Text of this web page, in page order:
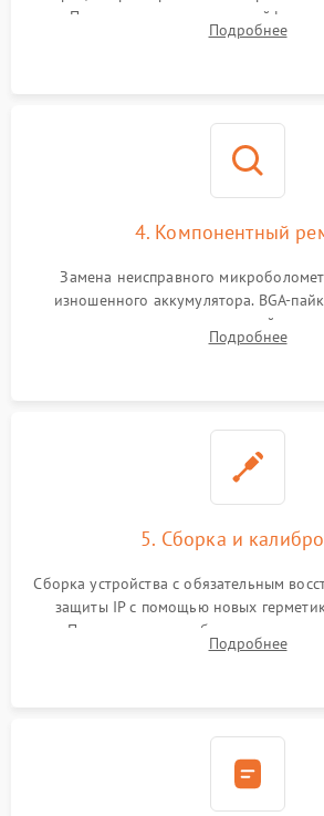
Проверка целостности шлейфов,
интерфейсов связи. Выявление
Подробнее
4. Компонентный
Замена неисправного
изношенного аккумулятора. BGA-
контроллеров на материнской плате.
разъемов и кнопок, замена
Подробнее
5. Сборка и
Сборка устройства с обязательным
защиты IP с помощью новых
Программная калибровка матрицы
абсолютно черному телу для точного
Подробнее